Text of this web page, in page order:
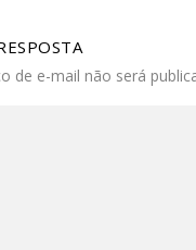
de e-mail não será